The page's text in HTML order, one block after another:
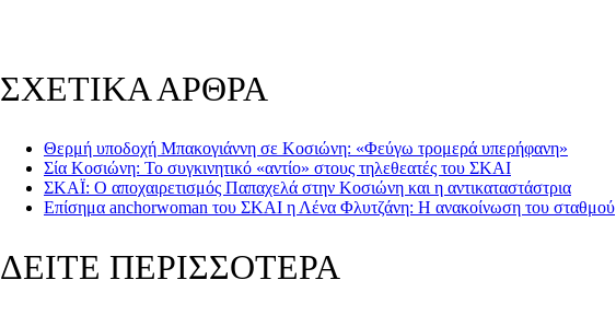
ΣΧΕΤΙΚΑ ΑΡΘΡΑ
Θερμή υποδοχή Μπακογιάννη σε Κοσιώνη: «Φεύγω τρομερά υπερήφανη»
Σία Κοσιώνη: Το συγκινητικό «αντίο» στους τηλεθεατές του ΣΚΑΙ
ΣΚΑΪ: Ο αποχαιρετισμός Παπαχελά στην Κοσιώνη και η αντικαταστάστρια
Επίσημα anchorwoman του ΣΚΑΙ η Λένα Φλυτζάνη: Η ανακοίνωση του σταθμού
ΔΕΙΤΕ ΠΕΡΙΣΣΟΤΕΡΑ